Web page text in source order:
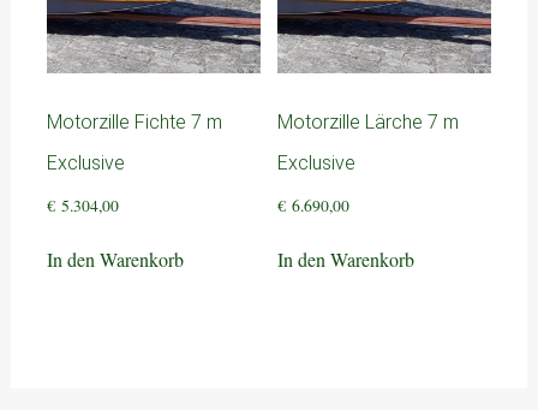
Motorzille Fichte 7 m
Exclusive
€5.304,00
In den Warenkorb
Motorzille Lärche 7 m
Exclusive
€ 6.690,00
In den Warenkorb